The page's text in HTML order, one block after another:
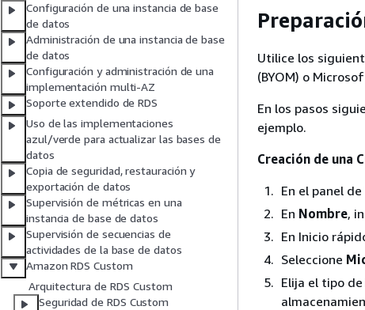
Configuración de una instancia de base
de datos
Administración de una instancia de base
de datos
Configuración y administración de una
implementación multi-AZ
Soporte extendido de RDS
Uso de las implementaciones
azul/verde para actualizar las bases de
datos
Copia de seguridad, restauración y
exportación de datos
Supervisión de métricas en una
instancia de base de datos
Supervisión de secuencias de
actividades de la base de datos
Amazon RDS Custom
Arquitectura de RDS Custom
Seguridad de RDS Custom
Utilice los
(BYOM) o
En los pasos
ejemplo.
Creación de una
En el panel
En Nombre,
En Inicio
Seleccione
Elija el tipo